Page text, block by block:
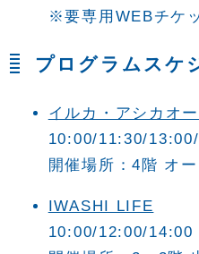
※要専用WEBチケ
プログラムスケ
イルカ・アシカオ
10:00/11:30/
開催場所：4階 オ
IWASHI LIFE
10:00/12:00/14:00